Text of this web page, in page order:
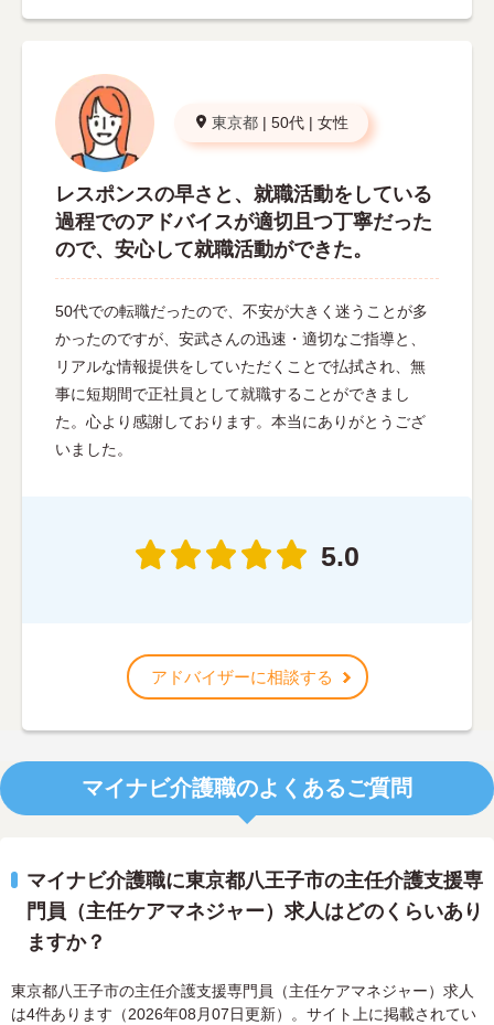
東京都 | 50代 | 女性
レスポンスの早さと、就職活動をしている
過程でのアドバイスが適切且つ丁寧だった
ので、安心して就職活動ができた。
50代での転職だったので、不安が大きく迷うことが多
かったのですが、安武さんの迅速・適切なご指導と、
リアルな情報提供をしていただくことで払拭され、無
事に短期間で正社員として就職することができまし
た。心より感謝しております。本当にありがとうござ
いました。
5.0
アドバイザーに相談する
マイナビ介護職のよくあるご質問
マイナビ介護職に東京都八王子市の主任介護支援専
門員（主任ケアマネジャー）求人はどのくらいあり
ますか？
東京都八王子市の主任介護支援専門員（主任ケアマネジャー）求人
は4件あります（2026年08月07日更新）。サイト上に掲載されてい